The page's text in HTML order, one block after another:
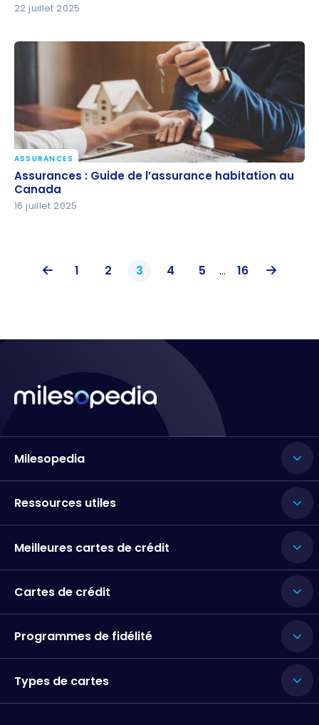
22 juillet 2025
Assurances : Guide de l’assurance habitation au
Canada
ASSURANCES
Assurances : Guide de l’assurance habitation au
Canada
16 juillet 2025
1 2 3 4 5 ... 16
Milesopedia
Ressources utiles
Meilleures cartes de crédit
Cartes de crédit
Programmes de fidélité
Types de cartes